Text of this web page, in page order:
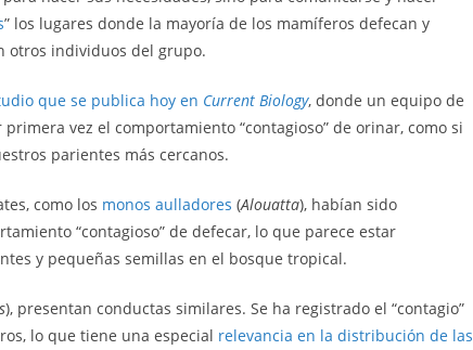
” los lugares donde la mayoría de los mamíferos defecan y
otros individuos del grupo.
que se publica hoy en Current Biology, donde un equipo de
vez el comportamiento “contagioso” de orinar, como si
parientes más cercanos.
como los monos aulladores (Alouatta), habían sido
“contagioso” de defecar, lo que parece estar
y pequeñas semillas en el bosque tropical.
), presentan conductas similares. Se ha registrado el “contagio”
lo que tiene una especial relevancia en la distribución de las